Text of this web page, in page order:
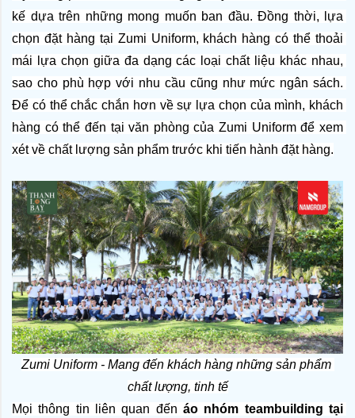
kế dựa trên những mong muốn ban đầu. Đồng thời, lựa
chọn đặt hàng tại Zumi Uniform, khách hàng có thể thoải
mái lựa chọn giữa đa dạng các loại chất liệu khác nhau,
sao cho phù hợp với nhu cầu cũng như mức ngân sách.
Để có thể chắc chắn hơn về sự lựa chọn của mình, khách
hàng có thể đến tại văn phòng của Zumi Uniform để xem
xét về chất lượng sản phẩm trước khi tiến hành đặt hàng.
Zumi Uniform - Mang đến khách hàng những sản phẩm
chất lượng, tinh tế
Mọi thông tin liên quan đến áo nhóm teambuilding tại